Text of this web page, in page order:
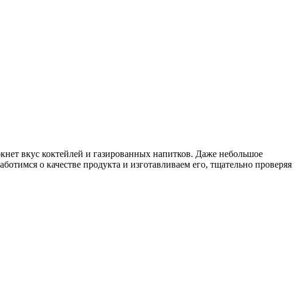
вкус коктейлей и газированных напитков. Даже небольшое
о качестве продукта и изготавливаем его, тщательно проверяя